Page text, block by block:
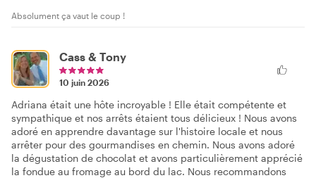
Absolument ça vaut le coup !
Cass & Tony
10 juin 2026
Adriana était une hôte incroyable ! Elle était compétente et
sympathique et nos arrêts étaient tous délicieux ! Nous avons
adoré en apprendre davantage sur l'histoire locale et nous
arrêter pour des gourmandises en chemin. Nous avons adoré
la dégustation de chocolat et avons particulièrement apprécié
la fondue au fromage au bord du lac. Nous recommandons